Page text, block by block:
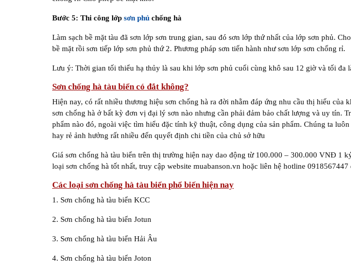
Bước 5: Thi công lớp sơn phủ chống hà
Làm sạch bề mặt tàu đã sơn lớp sơn trung gian, sau đó sơn lớp thứ nhất của lớp sơn phủ.
bề mặt rồi sơn tiếp lớp sơn phủ thứ 2. Phương pháp sơn tiến hành như sơn lớp sơn chống rỉ.
Lưu ý: Thời gian tối thiểu hạ thủy là sau khi lớp sơn phủ cuối cùng khô sau 12 giờ và tối đa
Sơn chống hà tàu biển có đắt không?
Hiện nay, có rất nhiều thương hiệu sơn chống hà ra đời nhằm đáp ứng nhu cầu thị hiếu của
sơn chống hà ở bất kỳ đơn vị đại lý sơn nào nhưng cần phải đảm bảo chất lượng và uy tín.
phẩm nào đó, ngoài việc tìm hiểu đặc tính kỹ thuật, công dụng của sản phẩm. Chúng ta
hay rẻ ảnh hưởng rất nhiều đến quyết định chi tiền của chủ sở hữu
Giá sơn chống hà tàu biển trên thị trường hiện nay dao động từ 100.000 – 300.000 VNĐ 1
loại sơn chống hà tốt nhất, truy cập website muabanson.vn hoặc liên hệ hotline
Các loại sơn chống hà tàu biển phổ biến hiện nay
1. Sơn chống hà tàu biển KCC
2. Sơn chống hà tàu biển Jotun
3. Sơn chống hà tàu biển Hải Âu
4. Sơn chống hà tàu biển Joton